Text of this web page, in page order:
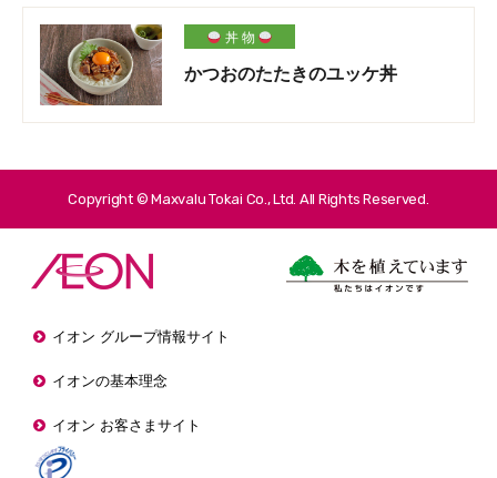
丼 物
かつおのたたきのユッケ丼
Copyright © Maxvalu Tokai Co., Ltd. All Rights Reserved.
イオン グループ情報サイト
イオンの基本理念
イオン お客さまサイト